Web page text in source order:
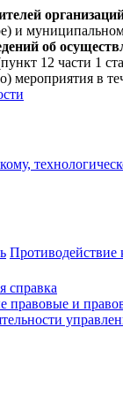
и
об
12 части 1
мероприятия в
Противодействие
справка
правовые и